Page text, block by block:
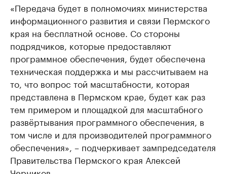
«Передача будет в полномочиях министерства
информационного развития и связи Пермского
края на бесплатной основе. Со стороны
подрядчиков, которые предоставляют
программное обеспечения, будет обеспечена
техническая поддержка и мы рассчитываем на
то, что вопрос той масштабности, которая
представлена в Пермском крае, будет как раз
тем примером и площадкой для масштабного
развёртывания программного обеспечения, в
том числе и для производителей программного
обеспечения», – подчеркивает зампредседателя
Правительства Пермского края Алексей